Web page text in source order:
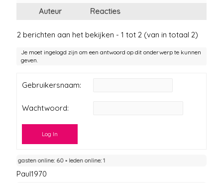
Auteur Reacties
2 berichten aan het bekijken - 1 tot 2 (van in totaal 2)
Je moet ingelogd zijn om een antwoord op dit onderwerp te kunnen
geven.
Gebruikersnaam:
Wachtwoord:
Log In
gasten online: 60 ▪︎ leden online: 1
Paul1970